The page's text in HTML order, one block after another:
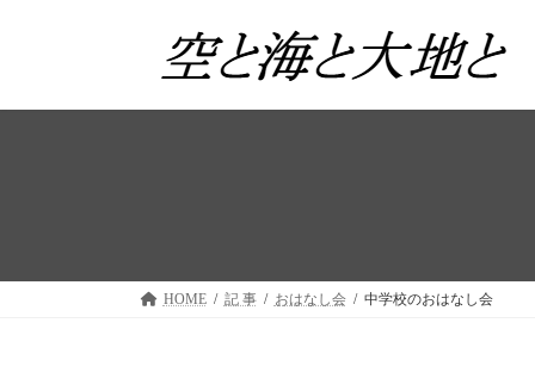
ツ
シ
HOME 記 事 おはなし会 中学校のおはなし会